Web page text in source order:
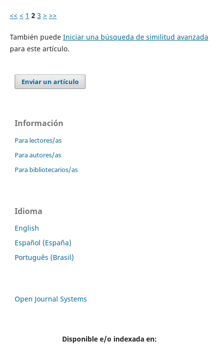
<< < 1 2 3 > >>
También puede Iniciar una búsqueda de similitud avanzada
para este artículo.
Enviar un artículo
Información
Para lectores/as
Para autores/as
Para bibliotecarios/as
Idioma
English
Español (España)
Português (Brasil)
Open Journal Systems
Disponible e/o indexada en: